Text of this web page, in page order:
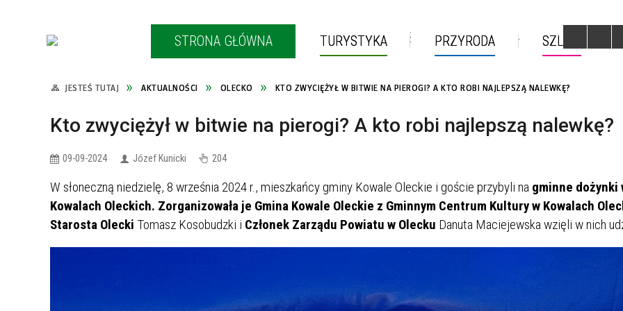
Select Language ▼
STRONA GŁÓWNA TURYSTYKA PRZYRODA SZLAKI
JESTEŚ TUTAJ AKTUALNOŚCI OLECKO KTO ZWYCIĘŻYŁ W BITWIE NA PIEROGI? A KTO ROBI NAJLEPSZĄ NALEWKĘ?
Kto zwyciężył w bitwie na pierogi? A kto robi najlepszą nalewkę?
09-09-2024 Józef Kunicki 204
W słoneczną niedzielę, 8 września 2024 r., mieszkańcy gminy Kowale Oleckie i goście przybyli na gminne dożynki
Kowalach Oleckich. Zorganizowała je Gmina Kowale Oleckie z Gminnym Centrum Kultury w Kowalach
Starosta Olecki Tomasz Kosobudzki i Członek Zarządu Powiatu w Olecku Danuta Maciejewska wzięli w nich